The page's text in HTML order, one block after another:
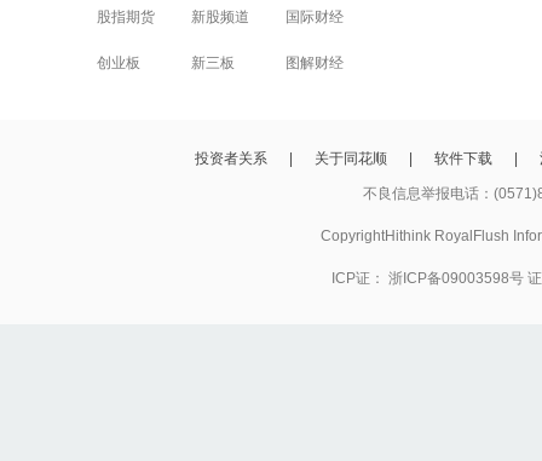
股指期货 新股频道 国际财经
创业板 新三板 图解财经
投资者关系 关于同花顺 软件下载
不良信息举报电话：
CopyrightHithink RoyalFlush
ICP证： 浙ICP备09003598号